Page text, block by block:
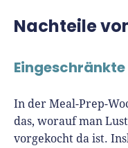
Nachteile
In der Meal-Prep-
das, worauf man
vorgekocht da ist.